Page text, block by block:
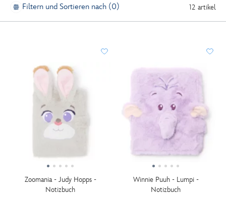
Filtern und Sortieren nach (0) 12 artikel
Zoomania - Judy Hopps -
Notizbuch
Winnie Puuh - Lumpi -
Notizbuch